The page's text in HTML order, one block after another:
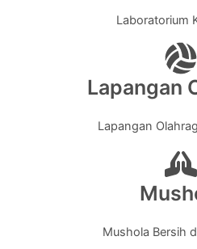
Laboratorium
Lapangan
Lapangan
Mushola Bersih